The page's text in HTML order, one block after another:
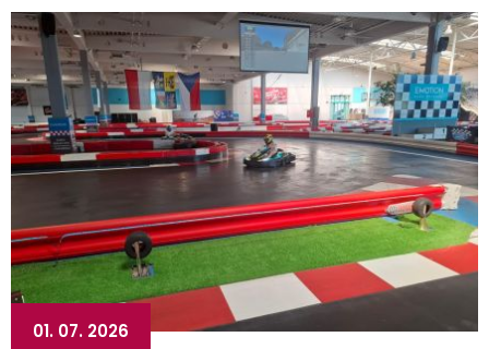
01. 07. 2026